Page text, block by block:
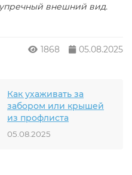
внешний вид.
1868 05.08.2025
Как ухаживать за
забором или крышей
из профлиста
05.08.2025